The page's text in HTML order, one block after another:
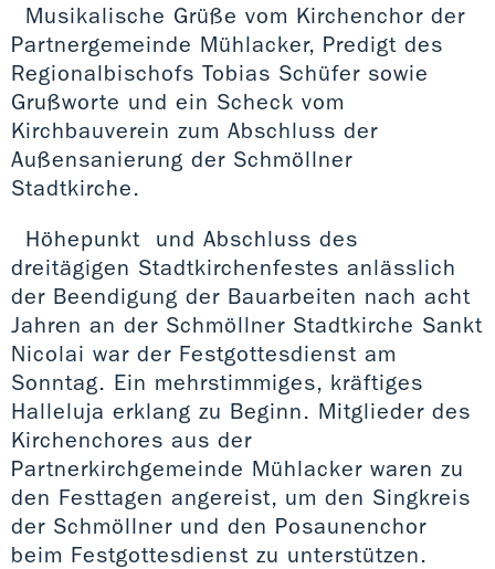
Musikalische Grüße vom Kirchenchor der
Partnergemeinde Mühlacker, Predigt des
Regionalbischofs Tobias Schüfer sowie
Grußworte und ein Scheck vom
Kirchbauverein zum Abschluss der
Außensanierung der Schmöllner
Stadtkirche.
Höhepunkt und Abschluss des
dreitägigen Stadtkirchenfestes anlässlich
der Beendigung der Bauarbeiten nach acht
Jahren an der Schmöllner Stadtkirche Sankt
Nicolai war der Festgottesdienst am
Sonntag. Ein mehrstimmiges, kräftiges
Halleluja erklang zu Beginn. Mitglieder des
Kirchenchores aus der
Partnerkirchgemeinde Mühlacker waren zu
den Festtagen angereist, um den Singkreis
der Schmöllner und den Posaunenchor
beim Festgottesdienst zu unterstützen.